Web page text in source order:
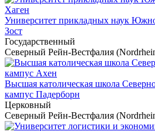
Университет прикладных наук
Зост
Государственный
Северный Рейн-Вестфалия
Высшая католическая школа
кампус Падерборн
Церковный
Северный Рейн-Вестфалия